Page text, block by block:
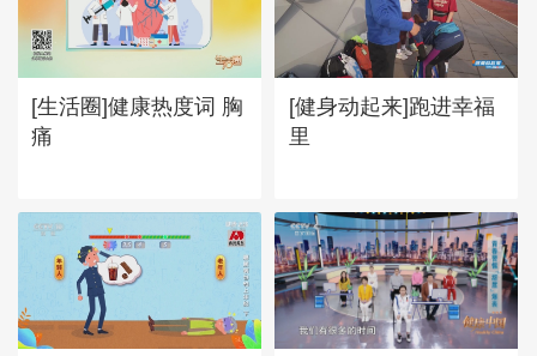
[生活圈]健康热度词 胸
痛
[健身动起来]跑进幸福
里